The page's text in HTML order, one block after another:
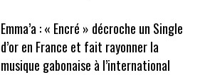
Emma’a : « Encré » décroche un Single
d’or en France et fait rayonner la
musique gabonaise à l’international